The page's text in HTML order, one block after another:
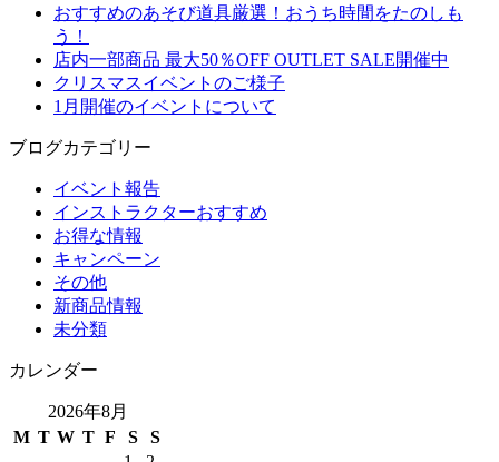
おすすめのあそび道具厳選！おうち時間をたのしも
う！
店内一部商品 最大50％OFF OUTLET SALE開催中
クリスマスイベントのご様子
1月開催のイベントについて
ブログカテゴリー
イベント報告
インストラクターおすすめ
お得な情報
キャンペーン
その他
新商品情報
未分類
カレンダー
2026年8月
M T W T F S
S